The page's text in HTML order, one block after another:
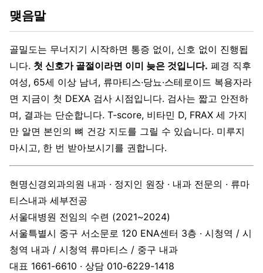
맺음말
골밀도는 무너지기 시작하면 통증 없이, 신호 없이 진행됩
니다. 첫 신호가 골절이라면 이미 늦은 것입니다. 폐경 직후
여성, 65세 이상 남녀, 류마티스·당뇨·스테로이드 복용자라
면 지금이 첫 DEXA 검사 시점입니다. 검사는 짧고 안전하
며, 결과는 단순합니다. T-score, 비타민 D, FRAX 세 가지
만 알면 본인의 뼈 건강 지도를 그릴 수 있습니다. 미루지
마시고, 한 번 받아보시기를 권합니다.
현명신경외과의원 내과 · 정지인 원장 · 내과 전문의 · 류마
티스내과 세부전공
서울대병원 전임의 수련 (2021~2024)
서울특별시 중구 서소문로 120 ENA센터 3층 · 시청역 / 시
청역 내과 / 시청역 류마티스 / 중구 내과
대표 1661-6610 · 상담 010-6229-1418